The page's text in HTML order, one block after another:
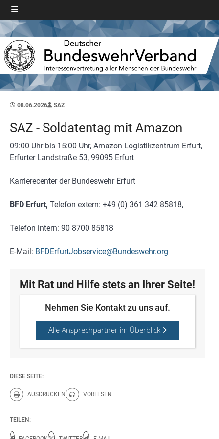
08.06.2026 SAZ
SAZ - Soldatentag mit Amazon
09:00 Uhr bis 15:00 Uhr, Amazon Logistikzentrum Erfurt,
Erfurter Landstraße 53, 99095 Erfurt
Karrierecenter der Bundeswehr Erfurt
BFD Erfurt, Telefon extern: +49 (0) 361 342 85818,
Telefon intern: 90 8700 85818
E-Mail: BFDErfurtJobservice@Bundeswehr.org
Mit Rat und Hilfe stets an Ihrer Seite!
Nehmen Sie Kontakt zu uns auf.
Alle Ansprechpartner im Überblick
DIESE SEITE:
AUSDRUCKEN
Diese Seite drucken.
VORLESEN
Diese Seite vorlesen.
TEILEN: